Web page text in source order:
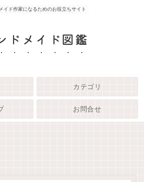
イド作家になるためのお役立ちサイト
ドメイド図鑑
カテゴリ
お問合せ